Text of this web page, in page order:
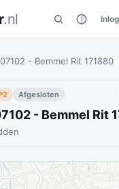
.nl
- Bemmel Rit 171880
Afgesloten
- Bemmel Rit